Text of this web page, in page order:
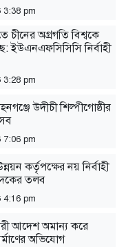
3:38 pm
চীনের অগ্রগতি বিশ্বকে
ইউএনএফসিসিসি নির্বাহী
3:28 pm
উদীচী শিল্পীগোষ্ঠীর
7:06 pm
কর্তৃপক্ষের নয় নির্বাহী
তলব
4:16 pm
আদেশ অমান্য করে
অভিযোগ